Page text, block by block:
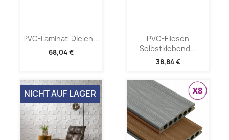
PVC-Laminat-Dielen...
68,04 €
PVC-Fliesen
Selbstklebend...
38,84 €
NICHT AUF LAGER